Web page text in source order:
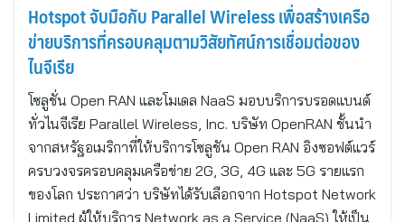
Hotspot จับมือกับ Parallel Wireless เพื่อสร้างเครือ
ข่ายบริการที่ครอบคลุมตามวิสัยทัศน์การเชื่อมต่อของ
ไนจีเรีย
โซลูชั่น Open RAN และโมเดล NaaS มอบบริการบรอดแบนด์
ทั่วไนจีเรีย Parallel Wireless, Inc. บริษัท OpenRAN ชั้นนำ
จากสหรัฐอเมริกาที่ให้บริการโซลูชัน Open RAN อิงซอฟต์แวร์
ครบวงจรครอบคลุมเครือข่าย 2G, 3G, 4G และ 5G รายแรก
ของโลก ประกาศว่า บริษัทได้รับเลือกจาก Hotspot Network
Limited ผู้ให้บริการ Network as a Service (NaaS) ให้เป็น